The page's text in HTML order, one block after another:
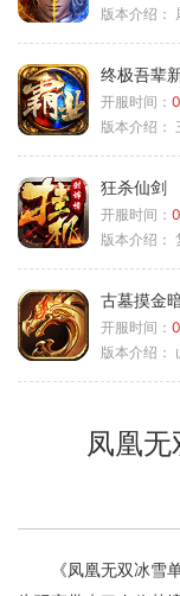
版本介绍：
终极吾辈
开服时间：
版本介绍：
狂杀仙剑
开服时间：
版本介绍：
古墓摸金
开服时间：
版本介绍：
凤凰
《凤凰无双冰雪